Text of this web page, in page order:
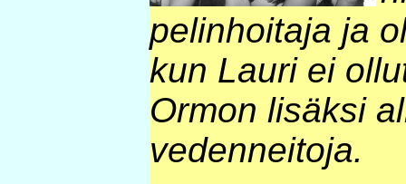
pelinhoitaja ja
kun Lauri ei
Ormon lisäksi
vedenneitoja.